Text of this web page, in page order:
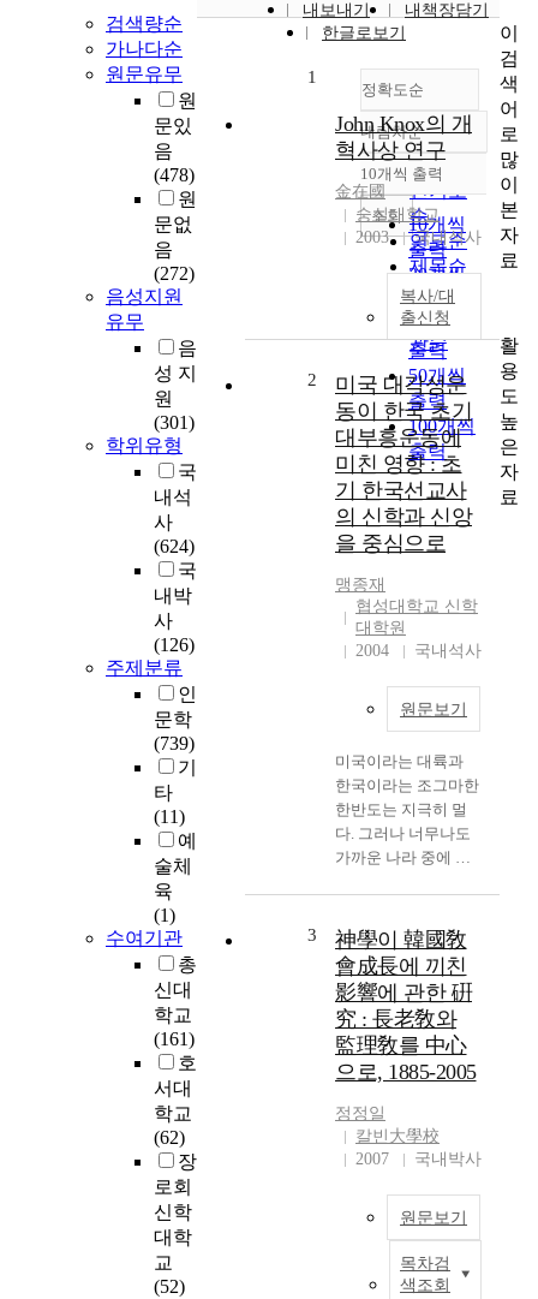
검색량순
가나다순
원문유무
원
문있
음
(478)
원
문없
음
(272)
음성지원
유무
음
성 지
원
(301)
학위유형
국
내석
사
(624)
국
내박
사
(126)
주제분류
인
문학
(739)
기
타
(11)
예
술체
육
(1)
수여기관
총
신대
학교
(161)
호
서대
학교
(62)
장
로회
신학
대학
교
(52)
내보내기
내책장담기
한글로보기
정확도순
정확도
순
인기도
순
연도순
제목순
저자순
발행기
관순
내림차순
내림차순
10개씩 출력
10개씩
출력
20개씩
출력
30개씩
출력
50개씩
출력
100개씩
출력
조회
1
John Knox의 개
혁사상 연구
金在國
숭실대학교
2003
국내석사
복사/대
출신청
2
미국 대각성운
동이 한국 초기
대부흥운동에
미친 영향 : 초
기 한국선교사
의 신학과 신앙
을 중심으로
맹종재
협성대학교 신학
대학원
2004
국내석사
원문보기
미국이라는 대륙과
한국이라는 조그마한
한반도는 지극히 멀
다. 그러나 너무나도
가까운 나라 중에 하
다. 물론 역사적 맥락
으로 본다면 침략주
의적 발상이었다고
주장하는 면도 있음
을 안다. 그러나 이러
한 주장의 논쟁은 어
떠한 결과를 가져오
다리기 일뿐이다. 우
리는 기독교의 선교
사들을 통해서 이 작
은 한반도의 선진 문
화는 물론 기독교의
복음을 전래 받았다.
초기 내한 선교사의
대부분을 차지하는
3
神學이 韓國敎
會成長에 끼친
影響에 관한 硏
究 : 長老敎와
監理敎를 中心
으로, 1885-2005
정정일
칼빈大學校
2007
국내박사
원문보기
목차검
색조회
이
검
색
어
로
많
이
본
자
료
활
용
도
높
은
자
료